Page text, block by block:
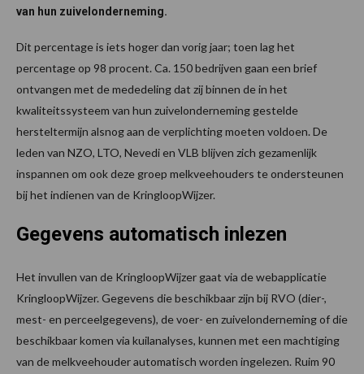
van hun zuivelonderneming.
Dit percentage is iets hoger dan vorig jaar; toen lag het
percentage op 98 procent. Ca. 150 bedrijven gaan een brief
ontvangen met de mededeling dat zij binnen de in het
kwaliteitssysteem van hun zuivelonderneming gestelde
hersteltermijn alsnog aan de verplichting moeten voldoen. De
leden van NZO, LTO, Nevedi en VLB blijven zich gezamenlijk
inspannen om ook deze groep melkveehouders te ondersteunen
bij het indienen van de KringloopWijzer.
Gegevens automatisch inlezen
Het invullen van de KringloopWijzer gaat via de webapplicatie
KringloopWijzer. Gegevens die beschikbaar zijn bij RVO (dier-,
mest- en perceelgegevens), de voer- en zuivelonderneming of die
beschikbaar komen via kuilanalyses, kunnen met een machtiging
van de melkveehouder automatisch worden ingelezen. Ruim 90